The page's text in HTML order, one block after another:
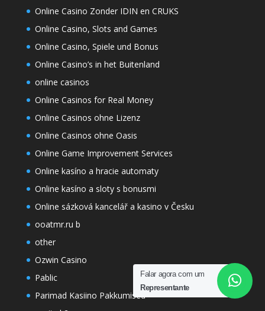
Falar agora com um
Representante
Online Casino Zonder IDIN en CRUKS
Online Casino, Slots and Games
Online Casino, Spiele und Bonus
Online Casino’s in het Buitenland
online casinos
Online Casinos for Real Money
Online Casinos ohne Lizenz
Online Casinos ohne Oasis
Online Game Improvement Services
Online kasíno a hracie automaty
Online kasíno a sloty s bonusmi
Online sázková kancelář a kasino v Česku
ooatmr.ru b
other
Ozwin Casino
Pablic
Parimad Kasiino Pakkumised